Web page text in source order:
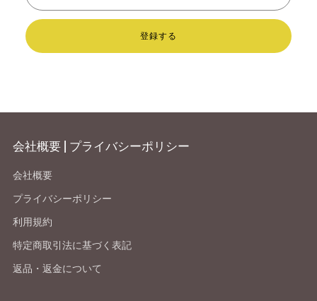
登録する
会社概要 | プライバシーポリシー
会社概要
プライバシーポリシー
利用規約
特定商取引法に基づく表記
返品・返金について